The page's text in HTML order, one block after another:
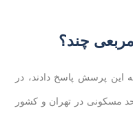
چند؟
این پرسش پاسخ دادند، در
مسکونی در تهران و کشور